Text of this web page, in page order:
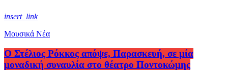
insert_link
Μουσικά Νέα
Ο Στέλιος Ρόκκος απόψε, Παρασκευή, σε μία
μοναδική συναυλία στο θέατρο Ποντοκώμης